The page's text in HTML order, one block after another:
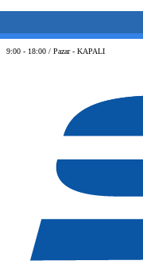
9:00 - 18:00 / Pazar - KAPALI